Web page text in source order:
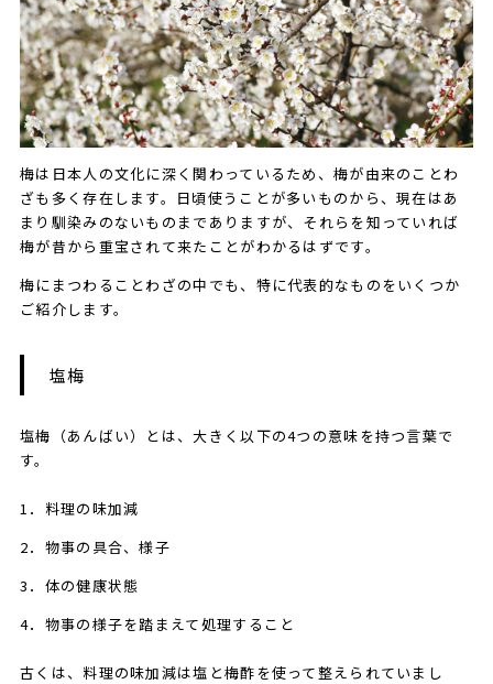
梅は日本人の文化に深く関わっているため、梅が由来のことわ
ざも多く存在します。日頃使うことが多いものから、現在はあ
まり馴染みのないものまでありますが、それらを知っていれば
梅が昔から重宝されて来たことがわかるはずです。
梅にまつわることわざの中でも、特に代表的なものをいくつか
ご紹介します。
​​​塩梅
塩梅（あんばい）とは、大きく以下の4つの意味を持つ言葉で
す。
1．料理の味加減
2．物事の具合、様子
3．体の健康状態
4．物事の様子を踏まえて処理すること
古くは、料理の味加減は塩と梅酢を使って整えられていまし